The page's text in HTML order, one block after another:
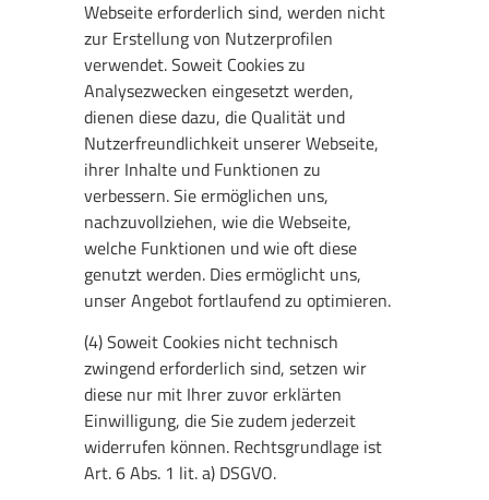
Webseite erforderlich sind, werden nicht
zur Erstellung von Nutzerprofilen
verwendet. Soweit Cookies zu
Analysezwecken eingesetzt werden,
dienen diese dazu, die Qualität und
Nutzerfreundlichkeit unserer Webseite,
ihrer Inhalte und Funktionen zu
verbessern. Sie ermöglichen uns,
nachzuvollziehen, wie die Webseite,
welche Funktionen und wie oft diese
genutzt werden. Dies ermöglicht uns,
unser Angebot fortlaufend zu optimieren.
(4) Soweit Cookies nicht technisch
zwingend erforderlich sind, setzen wir
diese nur mit Ihrer zuvor erklärten
Einwilligung, die Sie zudem jederzeit
widerrufen können. Rechtsgrundlage ist
Art. 6 Abs. 1 lit. a) DSGVO.